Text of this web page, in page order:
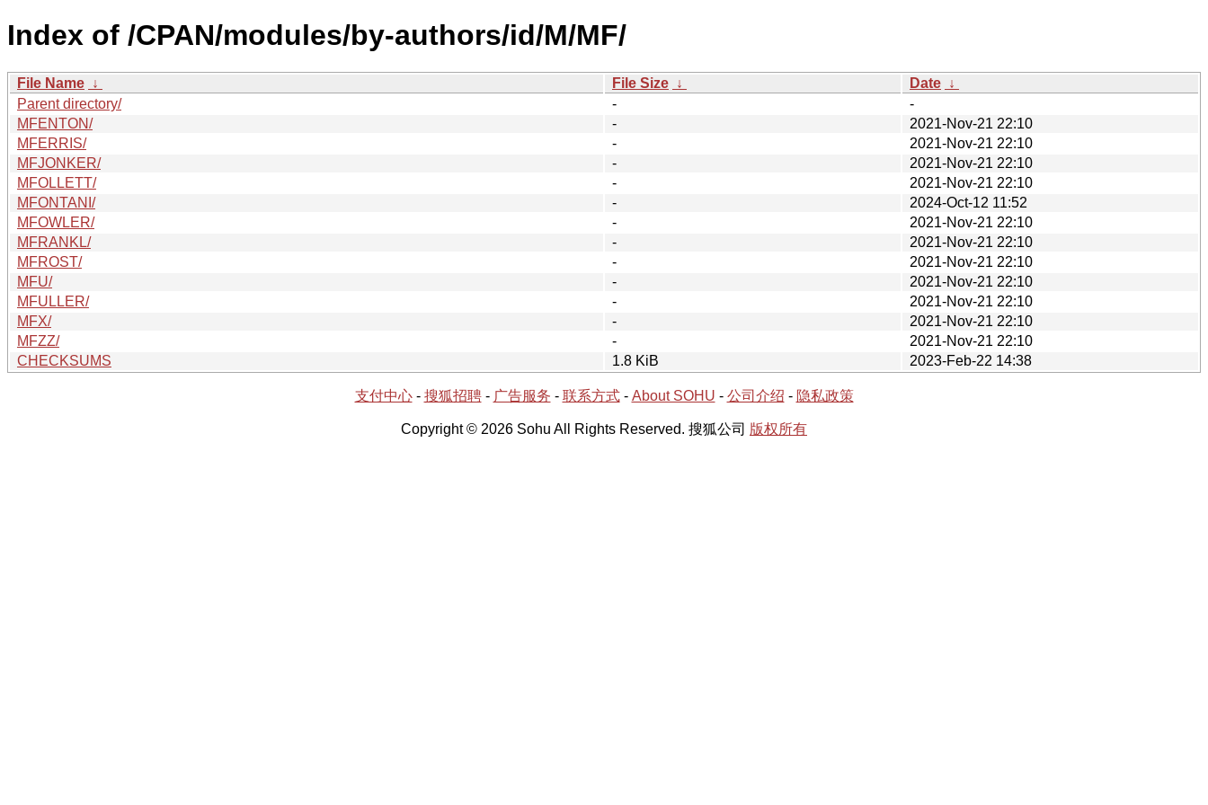
Index of /CPAN/modules/by-authors/id/M/MF/
File Name ↓ File Size ↓ Date ↓
Parent directory/
-
-
MFENTON/
-
2021-Nov-21 22:10
MFERRIS/
-
2021-Nov-21 22:10
MFJONKER/
-
2021-Nov-21 22:10
MFOLLETT/
-
2021-Nov-21 22:10
MFONTANI/
-
2024-Oct-12 11:52
MFOWLER/
-
2021-Nov-21 22:10
MFRANKL/
-
2021-Nov-21 22:10
MFROST/
-
2021-Nov-21 22:10
MFU/
-
2021-Nov-21 22:10
MFULLER/
-
2021-Nov-21 22:10
MFX/
-
2021-Nov-21 22:10
MFZZ/
-
2021-Nov-21 22:10
CHECKSUMS
1.8 KiB 2023-Feb-22 14:38
支付中心- 搜狐招聘- 广告服务 - 联系方式- About SOHU - 公司介绍 - 隐私政策
Copyright © 2026 Sohu All Rights Reserved. 搜狐公司 版权所有